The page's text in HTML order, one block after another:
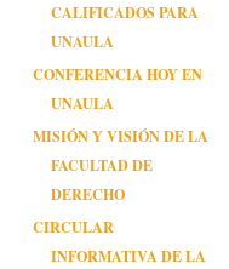
CALIFICADOS PARA
UNAULA
CONFERENCIA HOY EN
UNAULA
MISIÓN Y VISIÓN DE LA
FACULTAD DE
DERECHO
CIRCULAR
INFORMATIVA DE LA